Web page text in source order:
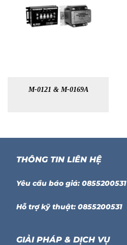
M-0121 & M-0169A
THÔNG TIN LIÊN HỆ
Yêu cầu báo giá: 0855200531
Hỗ trợ kỹ thuật: 0855200531
GIẢI PHÁP & DỊCH VỤ